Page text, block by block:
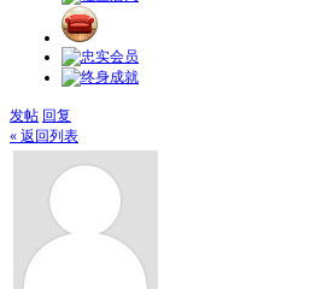
发帖 回复
« 返回列表